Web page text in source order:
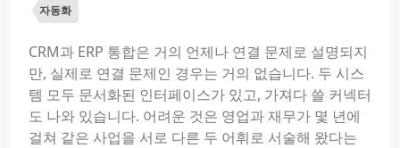
자동화
CRM과 ERP 통합은 거의 언제나 연결 문제로 설명되지
만, 실제로 연결 문제인 경우는 거의 없습니다. 두 시스
템 모두 문서화된 인터페이스가 있고, 가져다 쓸 커넥터
도 나와 있습니다. 어려운 것은 영업과 재무가 몇 년에
걸쳐 같은 사업을 서로 다른 두 어휘로 서술해 왔다는